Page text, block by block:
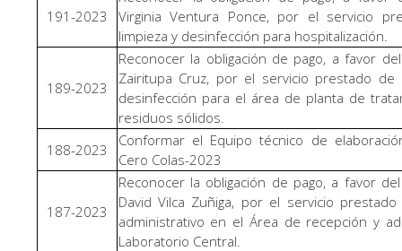
191-2023
Virginia Ventura Ponce, por el servicio
limpieza y desinfección para hospitalización.
189-2023
Reconocer la obligación de pago, a favor
Zairitupa Cruz, por el servicio prestado de
desinfección para el área de planta de
residuos sólidos.
188-2023
Conformar el Equipo técnico de
Cero Colas-2023
187-2023
Reconocer la obligación de pago, a favor
David Vilca Zuñiga, por el servicio
administrativo en el Área de recepción y
Laboratorio Central.